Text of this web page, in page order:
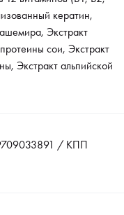
кератин,
Экстракт
сои, Экстракт
Экстракт альпийской
/ КПП